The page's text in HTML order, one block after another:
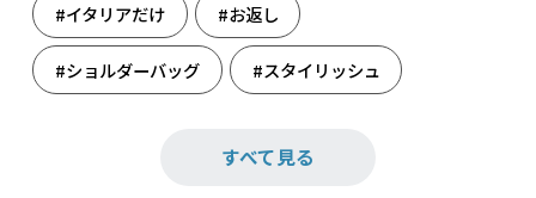
#イタリアだけ #お返し
#ショルダーバッグ #スタイリッシュ
すべて見る